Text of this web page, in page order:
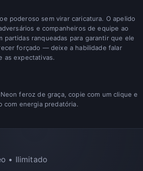
poderoso sem virar caricatura. O apelido
e companheiros de equipe ao
partidas ranqueadas para garantir que ele
forçado — deixe a habilidade falar
as expectativas.
feroz de graça, copie com um clique e
com energia predatória.
• Ilimitado